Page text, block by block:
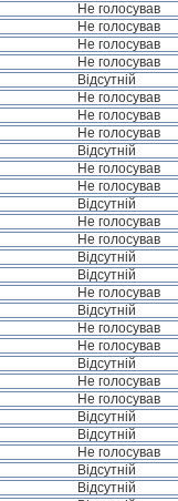
Не голосував
Не голосував
Не голосував
Не голосував
Відсутній
Не голосував
Не голосував
Не голосував
Відсутній
Не голосував
Не голосував
Відсутній
Не голосував
Не голосував
Відсутній
Відсутній
Не голосував
Відсутній
Не голосував
Не голосував
Відсутній
Не голосував
Не голосував
Відсутній
Відсутній
Не голосував
Відсутній
Відсутній